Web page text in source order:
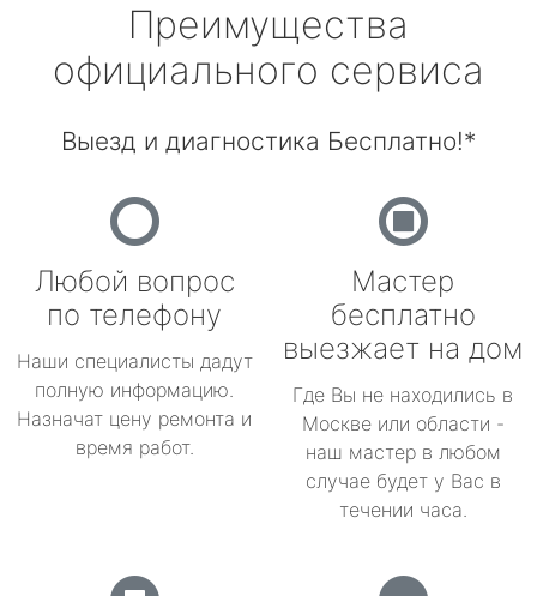
Преимущества
официального сервиса
Выезд и диагностика Бесплатно!*
Любой вопрос
по телефону
Наши специалисты дадут
полную информацию.
Назначат цену ремонта и
время работ.
Мастер
бесплатно
выезжает на дом
Где Вы не находились в
Москве или области -
наш мастер в любом
случае будет у Вас в
течении часа.